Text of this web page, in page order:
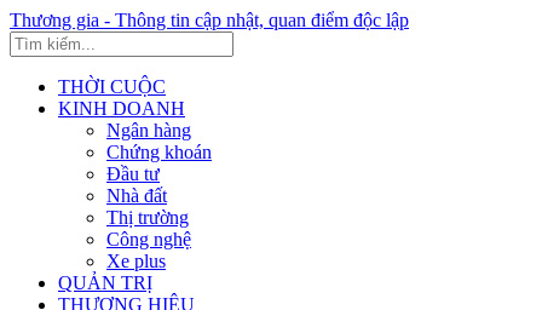
Thương gia - Thông tin cập nhật, quan điểm độc lập
THỜI CUỘC
KINH DOANH
Ngân hàng
Chứng khoán
Đầu tư
Nhà đất
Thị trường
Công nghệ
Xe plus
QUẢN TRỊ
THƯƠNG HIỆU